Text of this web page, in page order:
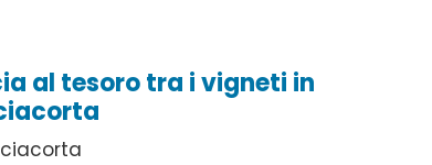
al tesoro tra i vigneti in